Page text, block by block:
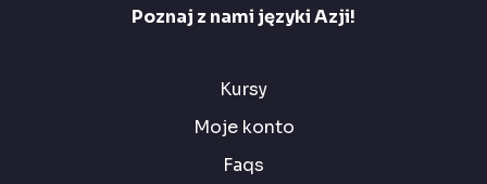
Poznaj z nami języki Azji!
Kursy
Moje konto
Faqs